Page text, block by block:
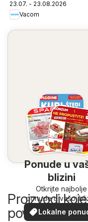
23.07. - 23.08.2026
Vacom
Ponude u
blizini
Otkrijte najbolje
ponude u vašoj
Lokalne
Proizvodi
povoljnije